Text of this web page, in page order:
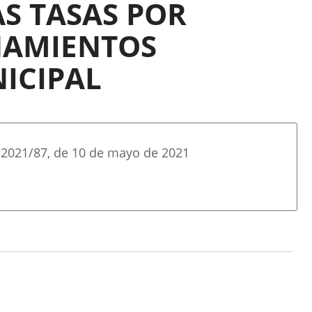
TASAS POR
2021/87, de 10 de mayo de 2021